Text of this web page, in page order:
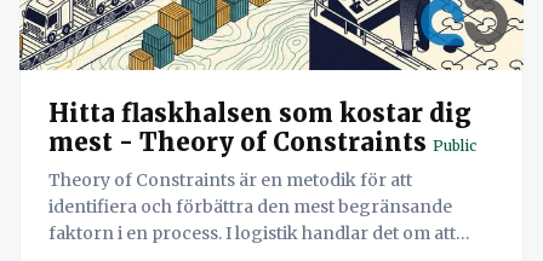
Hitta flaskhalsen som kostar dig
mest - Theory of Constraints Public
Theory of Constraints är en metodik för att
identifiera och förbättra den mest begränsande
faktorn i en process. I logistik handlar det om att